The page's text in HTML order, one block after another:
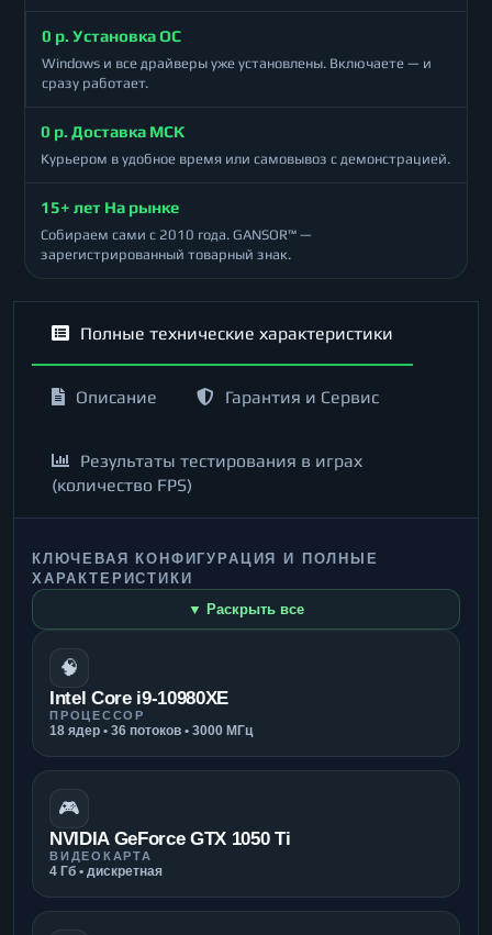
0 р. Установка ОС
Windows и все драйверы уже установлены. Включаете — и
сразу работает.
0 р. Доставка МСК
Курьером в удобное время или самовывоз с демонстрацией.
15+ лет На рынке
Собираем сами с 2010 года. GANSOR™ —
зарегистрированный товарный знак.
Полные технические характеристики
Описание Гарантия и Сервис
Результаты тестирования в играх
(количество FPS)
КЛЮЧЕВАЯ КОНФИГУРАЦИЯ И ПОЛНЫЕ
ХАРАКТЕРИСТИКИ
▼ Раскрыть все
🧠
Intel Core i9-10980XE
ПРОЦЕССОР
18 ядер • 36 потоков • 3000 МГц
🎮
NVIDIA GeForce GTX 1050 Ti
ВИДЕОКАРТА
4 Гб • дискретная